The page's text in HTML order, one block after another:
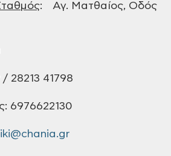
: Αγ. Ματθαίος, Οδός
/ 28213 41798
6976622130